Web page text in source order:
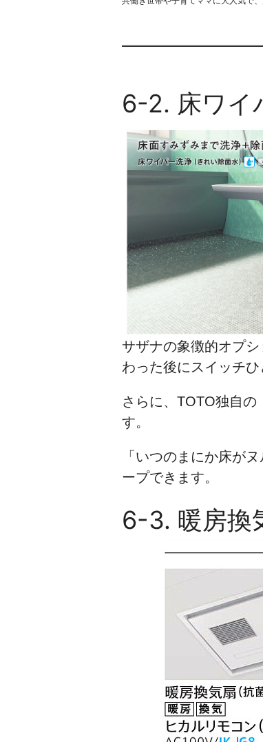
6-2. 床ワイ
サザナの象徴的オプ
わった後にスイッチひ
さらに、TOTO独自の
す。
「いつのまにか床が
ープできます。
6-3. 暖房換